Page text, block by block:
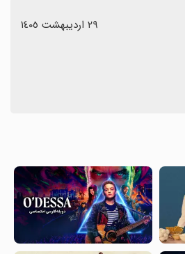
٢٩ اردیبهشت ١٤٠٥